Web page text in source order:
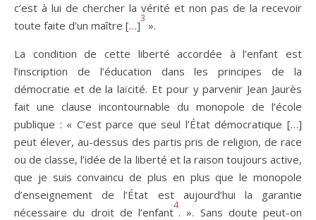
c’est à lui de chercher la vérité et non pas de la recevoir
toute faite d’un maître […]
3
».
La condition de cette liberté accordée à l’enfant est
l’inscription de l’éducation dans les principes de la
démocratie et de la laïcité. Et pour y parvenir Jean Jaurès
fait une clause incontournable du monopole de l’école
publique : « C’est parce que seul l’État démocratique […]
peut élever, au-dessus des partis pris de religion, de race
ou de classe, l’idée de la liberté et la raison toujours active,
que je suis convaincu de plus en plus que le monopole
d’enseignement de l’État est aujourd’hui la garantie
nécessaire du droit de l’enfant
4
. ». Sans doute peut-on